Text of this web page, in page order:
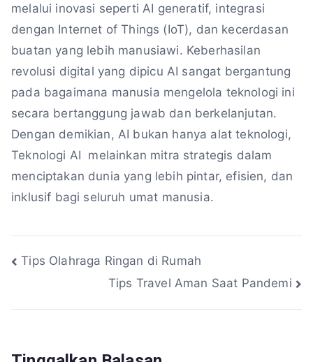
melalui inovasi seperti AI generatif, integrasi
dengan Internet of Things (IoT), dan kecerdasan
buatan yang lebih manusiawi. Keberhasilan
revolusi digital yang dipicu AI sangat bergantung
pada bagaimana manusia mengelola teknologi ini
secara bertanggung jawab dan berkelanjutan.
Dengan demikian, AI bukan hanya alat teknologi,
Teknologi AI melainkan mitra strategis dalam
menciptakan dunia yang lebih pintar, efisien, dan
inklusif bagi seluruh umat manusia.
Navigasi
Tips Olahraga Ringan di Rumah
Tips Travel Aman Saat Pandemi